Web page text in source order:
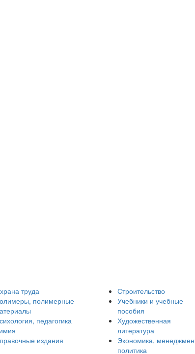
труда
полимерные
педагогика
издания
Строительство
Учебники и учебные
пособия
Художественная
литература
Экономика,
политика